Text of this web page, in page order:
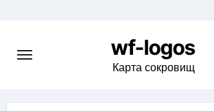
content
wf-logos
Карта сокровищ